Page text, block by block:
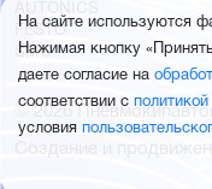
AUTONICS
FESTO
SMC
© 2026
Создание и
На сайте используются
Нажимая кнопку
даете согласие на
соответствии с
условия